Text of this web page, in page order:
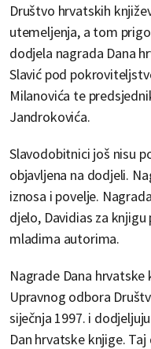
Društvo hrvatskih
utemeljenja, a tom
dodjela nagrada Dana
Slavić pod
Milanovića te
Jandrokovića.
Slavodobitnici još nisu
objavljena na dodjeli.
iznosa i povelje.
djelo, Davidias za
mladima autorima.
Nagrade Dana
Upravnog odbora
siječnja 1997. i
Dan hrvatske knjige.